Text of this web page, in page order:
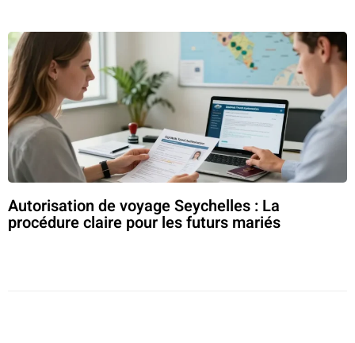
Autorisation de voyage Seychelles : La
procédure claire pour les futurs mariés